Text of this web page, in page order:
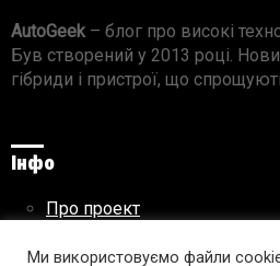
AutoGeek– блог про високі
Був створений у 2013 році.
гібриди і пристрої, що
Інфо
Про проект
Правила використання
Ми використовуємо файли